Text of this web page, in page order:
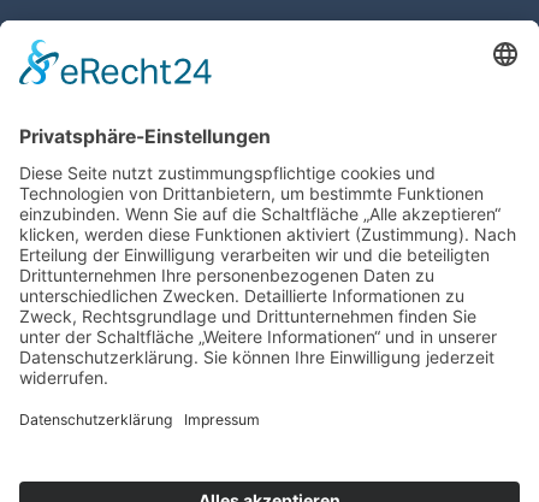
Schloss Bürgeln, 79418 Schliengen | Telefon: 07626/237 | E-
Mail: direktion@schlossbuergeln.de
Wir benötigen Ihre Zustimmung, um den
Google Maps-Service zu laden!
Wir verwenden einen Service eines
Drittanbieters, um Karteninhalte einzubetten.
Dieser Service kann Daten zu Ihren Aktivitäten
sammeln. Bitte lesen Sie die Details durch und
stimmen Sie der Nutzung des Service zu, um
diese Karte anzuzeigen.
Mehr Informationen
Akzeptieren